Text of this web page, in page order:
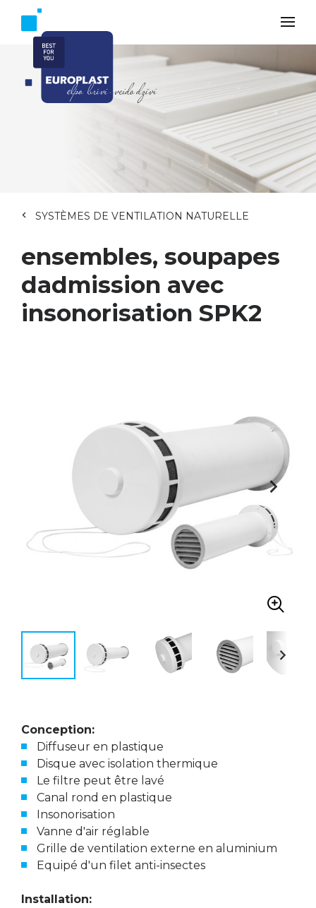
SYSTÈMES DE VENTILATION NATURELLE
ensembles, soupapes
dadmission avec
insonorisation SPK2
Conception:
Diffuseur en plastique
Disque avec isolation thermique
Le filtre peut être lavé
Canal rond en plastique
Insonorisation
Vanne d'air réglable
Grille de ventilation externe en aluminium
Equipé d'un filet anti-insectes
Installation: